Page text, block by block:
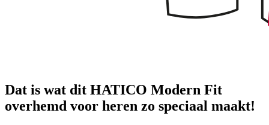
Dat is wat dit HATICO Modern Fit
overhemd voor heren zo speciaal maakt!